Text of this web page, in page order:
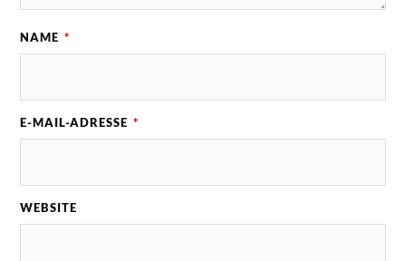
NAME *
E-MAIL-ADRESSE *
WEBSITE